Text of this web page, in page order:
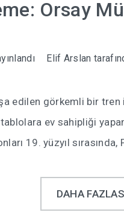
Orsay
Elif Arslan
edilen görkemli bir
ev sahipliği
19. yüzyıl
DAHA